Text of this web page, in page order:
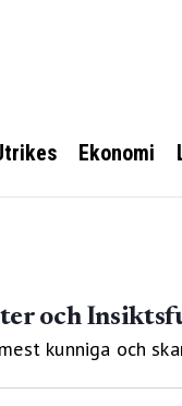
Ekonomi
och
kunniga och